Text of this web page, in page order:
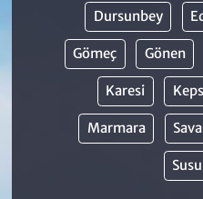
Dursunbey
Gömeç Gönen
Karesi
Marmara